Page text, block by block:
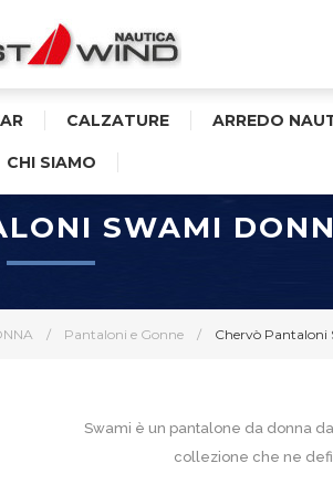
CALZATURE ARREDO
CHI SIAMO
/ Pantaloni e Gonne / Chervò Pantaloni
SWAMI
Swami è un pantalone da donna
collezione che ne